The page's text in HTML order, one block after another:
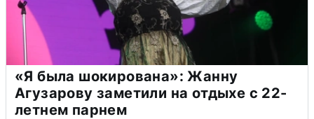
«Я была шокирована»: Жанну
Агузарову заметили на отдыхе с 22-
летнем парнем